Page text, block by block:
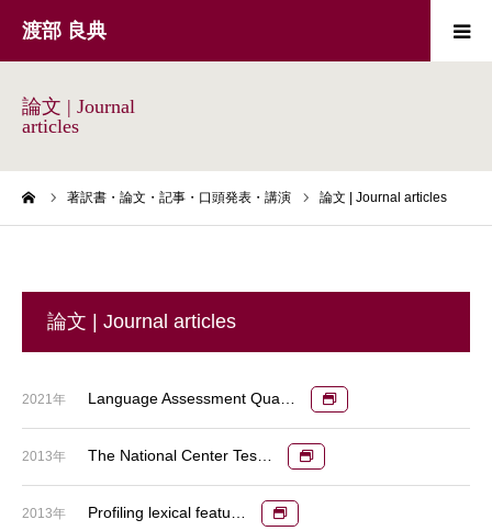
渡部 良典
論文 | Journal
articles
著訳書・論文・記事・口頭発表・講演 論文 | Journal articles
論文 | Journal articles
Language Assessment Qua…
2021年
The National Center Tes…
2013年
Profiling lexical featu…
2013年
近況 Updates